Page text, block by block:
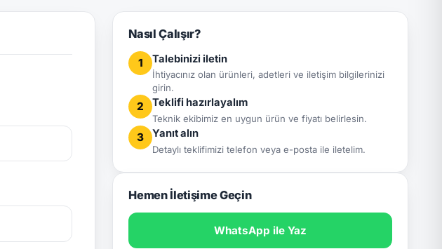
Nasıl Çalışır?
1 Talebinizi iletin
İhtiyacınız olan ürünleri, adetleri ve iletişim bilgilerinizi
girin.
2 Teklifi hazırlayalım
Teknik ekibimiz en uygun ürün ve fiyatı belirlesin.
3 Yanıt alın
Detaylı teklifimizi telefon veya e-posta ile iletelim.
Hemen İletişime Geçin
WhatsApp ile Yaz